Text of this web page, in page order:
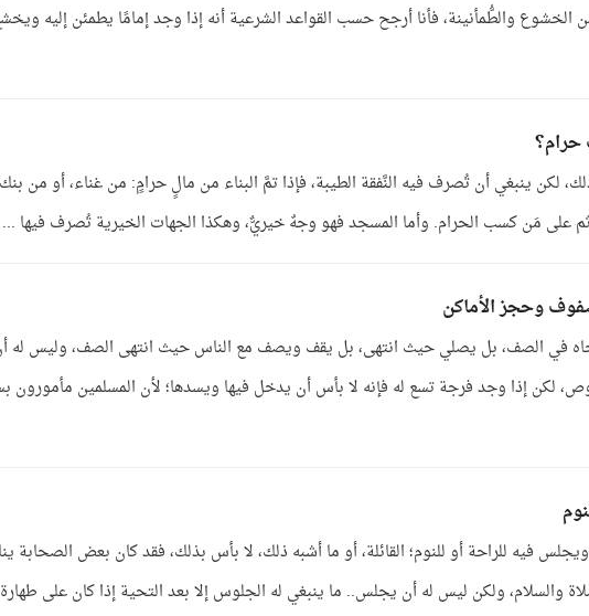
والطُّمأنينة، فأنا أرجح حسب القواعد الشرعية أنه إذا وجد إمامًا يطمئن إليه
حرام؟
ينبغي أن تُصرف فيه النَّفقة الطيبة، فإذا تمَّ البناء من مالٍ حرامٍ: من غناء، أو من
على مَن كسب الحرام. وأما المسجد فهو وجهٌ خيريٌّ، وهكذا الجهات الخيرية تُصرف فيها ...
وحجز الأماكن
في الصف، بل يصلي حيث انتهى، بل يقف ويصف مع الناس حيث انتهى الصف، وليس له
لكن إذا وجد فرجة تسع له فإنه لا بأس أن يدخل فيها ويسدها؛ لأن المسلمين مأمورون
فيه للراحة أو للنوم؛ القائلة، أو ما أشبه ذلك، لا بأس بذلك، فقد كان بعض الصحابة
والسلام، ولكن ليس له أن يجلس.. ما ينبغي له الجلوس إلا بعد التحية إذا كان على